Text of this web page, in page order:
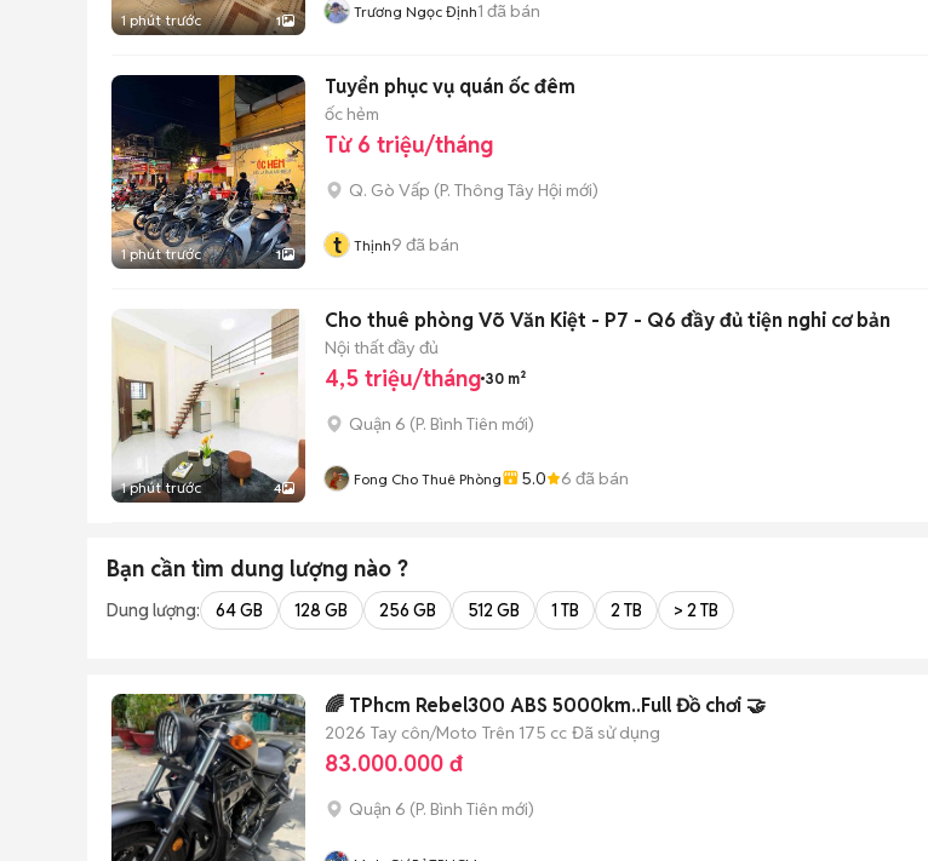
1 phút trước 1 Trương Ngọc Định1 đã bán
1 phút trước 1
Tuyển phục vụ quán ốc đêm
ốc hẻm
Từ 6 triệu/tháng
Q. Gò Vấp (P. Thông Tây Hội mới)
t Thịnh9 đã bán
1 phút trước 4
Cho thuê phòng Võ Văn Kiệt - P7 - Q6 đầy đủ tiện nghi cơ bản
Nội thất đầy đủ
4,5 triệu/tháng 30 m²
Quận 6 (P. Bình Tiên mới)
Fong Cho Thuê Phòng 5.0 6 đã bán
Bạn cần tìm dung lượng nào ?
Dung lượng: 64 GB 128 GB 256 GB 512 GB 1 TB 2 TB > 2 TB
🌈 TPhcm Rebel300 ABS 5000km..Full Đồ chơi 🤝
2026 Tay côn/Moto Trên 175 cc Đã sử dụng
83.000.000 đ
Quận 6 (P. Bình Tiên mới)